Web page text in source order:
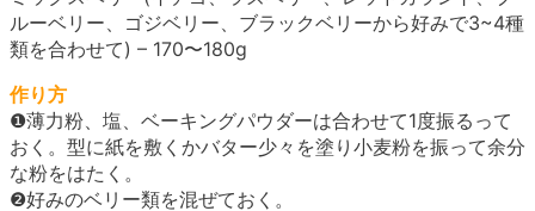
ルーベリー、ゴジベリー、ブラックベリーから好みで3~4種
類を合わせて) – 170〜180g
作り方
❶薄力粉、塩、ベーキングパウダーは合わせて1度振るって
おく。型に紙を敷くかバター少々を塗り小麦粉を振って余分
な粉をはたく。
❷好みのベリー類を混ぜておく。